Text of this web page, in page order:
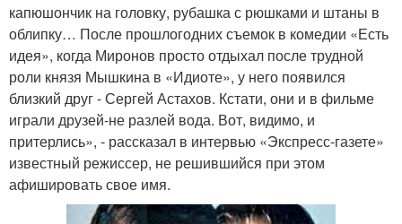
капюшончик на головку, рубашка с рюшками и штаны в
облипку… После прошлогодних съемок в комедии «Есть
идея», когда Миронов просто отдыхал после трудной
роли князя Мышкина в «Идиоте», у него появился
близкий друг - Сергей Астахов. Кстати, они и в фильме
играли друзей-не разлей вода. Вот, видимо, и
притерлись», - рассказал в интервью «Экспресс-газете»
известный режиссер, не решившийся при этом
афишировать свое имя.